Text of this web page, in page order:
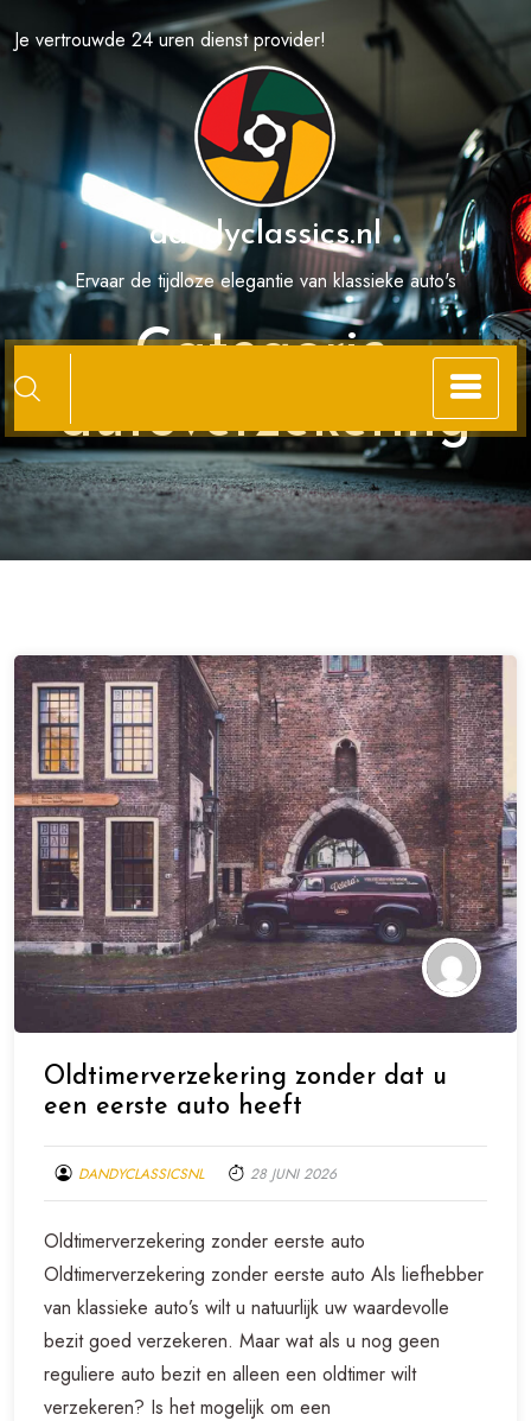
naarJe vertrouwde 24 uren dienst provider!
dandyclassics.nl
Ervaar de tijdloze elegantie van klassieke auto's
Categorie:
autoverzekering
Oldtimerverzekering zonder dat u
een eerste auto heeft
DANDYCLASSICSNL 28 JUNI 2026
Oldtimerverzekering zonder eerste auto
Oldtimerverzekering zonder eerste auto Als liefhebber
van klassieke auto’s wilt u natuurlijk uw waardevolle
bezit goed verzekeren. Maar wat als u nog geen
reguliere auto bezit en alleen een oldtimer wilt
verzekeren? Is het mogelijk om een